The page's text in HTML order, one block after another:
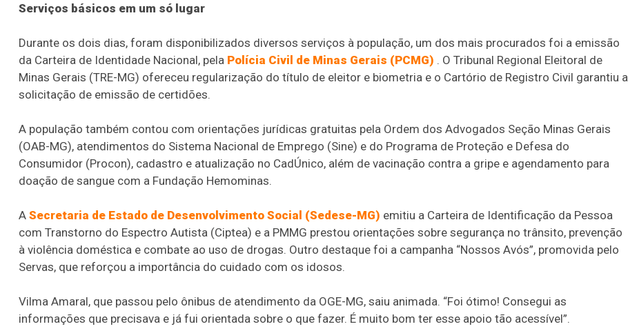
Serviços básicos em um só lugar
Durante os dois dias, foram disponibilizados diversos serviços à população, um dos mais procurados foi a emissão
da Carteira de Identidade Nacional, pela Polícia Civil de Minas Gerais (PCMG) . O Tribunal Regional Eleitoral de
Minas Gerais (TRE-MG) ofereceu regularização do título de eleitor e biometria e o Cartório de Registro Civil garantiu a
solicitação de emissão de certidões.
A população também contou com orientações jurídicas gratuitas pela Ordem dos Advogados Seção Minas Gerais
(OAB-MG), atendimentos do Sistema Nacional de Emprego (Sine) e do Programa de Proteção e Defesa do
Consumidor (Procon), cadastro e atualização no CadÚnico, além de vacinação contra a gripe e agendamento para
doação de sangue com a Fundação Hemominas.
A Secretaria de Estado de Desenvolvimento Social (Sedese-MG) emitiu a Carteira de Identificação da Pessoa
com Transtorno do Espectro Autista (Ciptea) e a PMMG prestou orientações sobre segurança no trânsito, prevenção
à violência doméstica e combate ao uso de drogas. Outro destaque foi a campanha “Nossos Avós”, promovida pelo
Servas, que reforçou a importância do cuidado com os idosos.
Vilma Amaral, que passou pelo ônibus de atendimento da OGE-MG, saiu animada. “Foi ótimo! Consegui as
informações que precisava e já fui orientada sobre o que fazer. É muito bom ter esse apoio tão acessível”.